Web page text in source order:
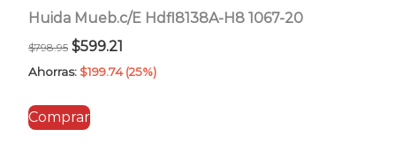
Huida Mueb.c/E Hdfl8138A-H8 1067-20
$798.95 El
precio
era:
$599.21
precio
Ahorras: $199.74 (25%)
Comprar